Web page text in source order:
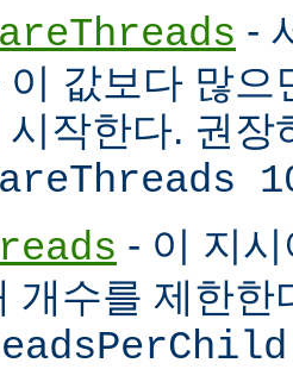
-
이 값보다 많으
시작한다. 권장
- 이 지
개수를 제한한